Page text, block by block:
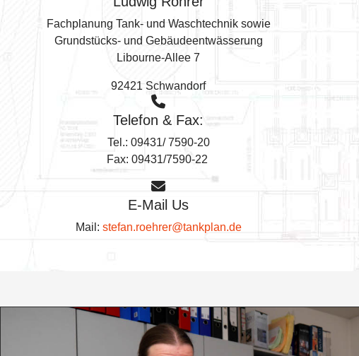
Fachplanung Tank- und Waschtechnik sowie
Grundstücks- und Gebäudeentwässerung
Libourne-Allee 7
92421 Schwandorf
Telefon & Fax:
Tel.: 09431/ 7590-20
Fax: 09431/7590-22
E-Mail Us
Mail: stefan.roehrer@tankplan.de